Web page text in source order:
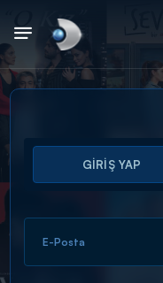
Arama
ARAMA SONUÇLARI
GİRİŞ YAP
E-Posta